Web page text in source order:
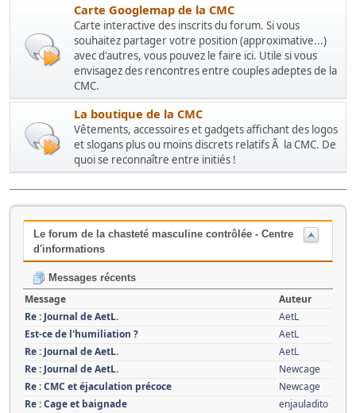
Carte Googlemap de la CMC
Carte interactive des inscrits du forum. Si vous
souhaitez partager votre position (approximative...)
avec d'autres, vous pouvez le faire ici. Utile si vous
envisagez des rencontres entre couples adeptes de la
CMC.
La boutique de la CMC
Vêtements, accessoires et gadgets affichant des logos
et slogans plus ou moins discrets relatifs Ã la CMC. De
quoi se reconnaître entre initiés !
Le forum de la chasteté masculine contrôlée - Centre
d'informations
Messages récents
Message
Auteur
Re : Journal de AetL.
AetL
Est-ce de l'humiliation ?
AetL
Re : Journal de AetL.
AetL
Re : Journal de AetL.
Newcage
Re : CMC et éjaculation précoce
Newcage
Re : Cage et baignade
enjauladito